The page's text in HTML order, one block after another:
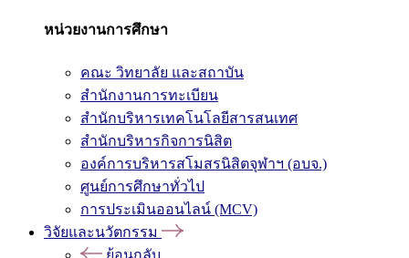
หน่วยงานการศึกษา
คณะ วิทยาลัย และสถาบัน
สำนักงานการทะเบียน
สำนักบริหารเทคโนโลยีสารสนเทศ
สำนักบริหารกิจการนิสิต
องค์การบริหารสโมสรนิสิตจุฬาฯ (อบจ.)
ศูนย์การศึกษาทั่วไป
การประเมินออนไลน์ (MCV)
วิจัยและนวัตกรรม
ย้อนกลับ